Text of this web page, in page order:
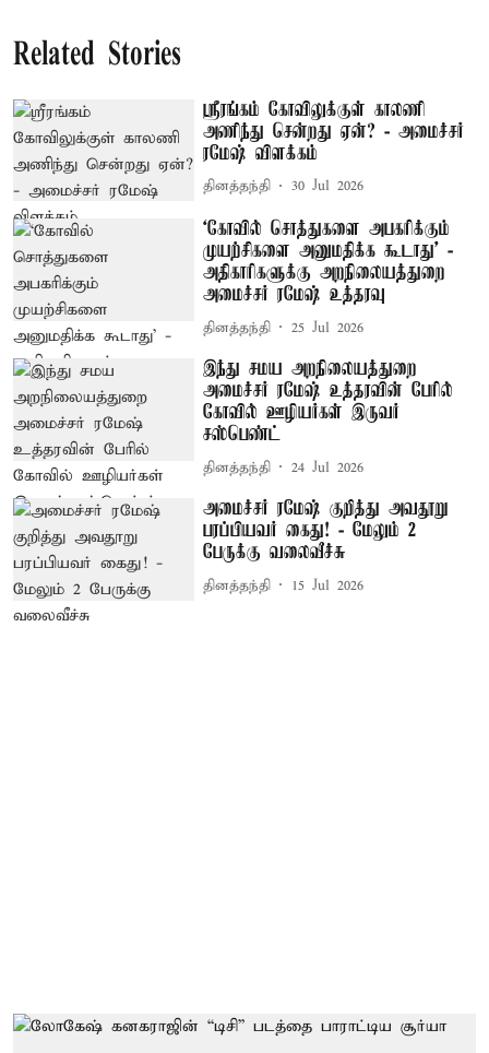
Related Stories
ஸ்ரீரங்கம் கோவிலுக்குள் காலணி
அணிந்து சென்றது ஏன்? - அமைச்சர்
ரமேஷ் விளக்கம்
தினத்தந்தி 30 Jul 2026
‘கோவில் சொத்துகளை அபகரிக்கும்
முயற்சிகளை அனுமதிக்க கூடாது’ -
அதிகாரிகளுக்கு அறநிலையத்துறை
அமைச்சர் ரமேஷ் உத்தரவு
தினத்தந்தி 25 Jul 2026
இந்து சமய அறநிலையத்துறை
அமைச்சர் ரமேஷ் உத்தரவின் பேரில்
கோவில் ஊழியர்கள் இருவர்
சஸ்பெண்ட்
தினத்தந்தி 24 Jul 2026
அமைச்சர் ரமேஷ் குறித்து அவதூறு
பரப்பியவர் கைது! - மேலும் 2
பேருக்கு வலைவீச்சு
தினத்தந்தி 15 Jul 2026